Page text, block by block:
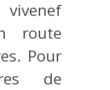
route
Pour
de